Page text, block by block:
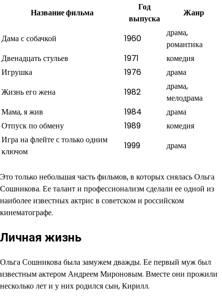
Название фильма
Год
выпуска
Жанр
Дама с собачкой 1960
драма,
романтика
Двенадцать стульев
1971
комедия
Игрушка
1976
драма
Жизнь его жена
1982
драма,
мелодрама
Мама, я жив
1984
драма
Отпуск по обмену
1989
комедия
Игра на флейте с только одним
ключом
1999 драма
Это только небольшая часть фильмов, в которых снялась Ольга
Сошникова. Ее талант и профессионализм сделали ее одной из
наиболее известных актрис в советском и российском
кинематографе.
Личная жизнь
Ольга Сошникова была замужем дважды. Ее первый муж был
известным актером Андреем Мироновым. Вместе они прожили
несколько лет и у них родился сын, Кирилл.